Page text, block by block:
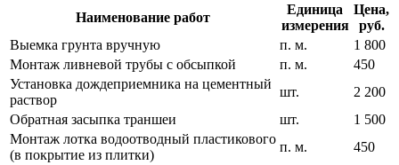
Наименование работ
Единица
измерения
Цена,
руб.
Выемка грунта вручную
п. м.
1 800
Монтаж ливневой трубы с обсыпкой
п. м.
450
Установка дождеприемника на цементный
раствор
шт.
2 200
Обратная засыпка траншеи
шт.
1 500
Монтаж лотка водоотводный пластикового
(в покрытие из плитки)
п. м.
450